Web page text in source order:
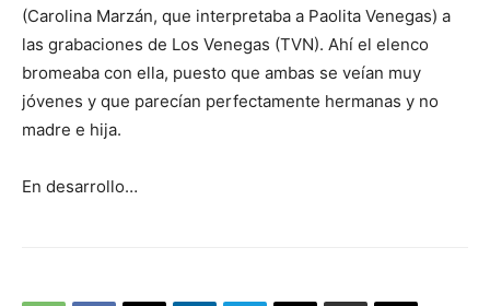
(Carolina Marzán, que interpretaba a Paolita Venegas) a
las grabaciones de Los Venegas (TVN). Ahí el elenco
bromeaba con ella, puesto que ambas se veían muy
jóvenes y que parecían perfectamente hermanas y no
madre e hija.
En desarrollo…